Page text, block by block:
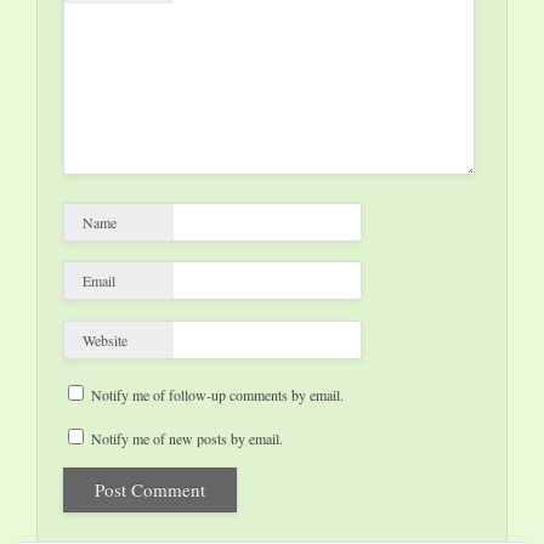
Name
Email
Website
Notify me of follow-up comments by email.
Notify me of new posts by email.